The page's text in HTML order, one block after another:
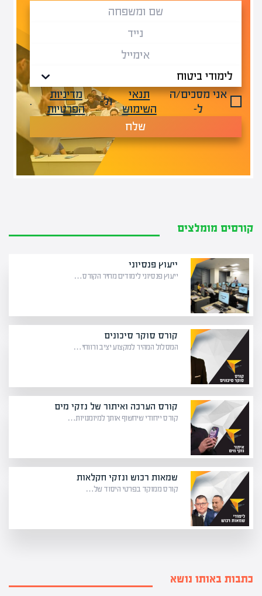
אני מסכים/ה
ל-
תנאי
השימוש
ול-
מדיניות
הפרטיות
.
שלח
קורסים מומלצים
ייעוץ פנסיוני
ייעוץ פנסיוני לימודים מחיר הקורס…
קורס סוקר סיכונים
המסלול המהיר למקצוע יציב ורווחי…
קורס הערכה ואיתור של נזקי מים
קורס ייחודי שיחשוף אותך למיומנויות…
שמאות רכוש ונזקי חקלאות
קורס ממוקד בפרטי היסוד של…
כתבות באותו נושא